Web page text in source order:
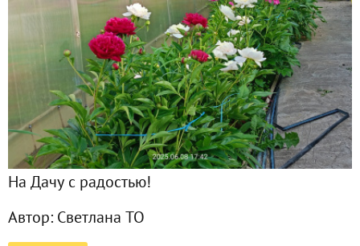
На Дачу с радостью!
Автор: Светлана ТО
Сейчас обсуждают
Заметка на полях: история дачи, год 2008
Дачное происшествие
Ноябрьские пейзажные фотозарисовки
Финишная прямая сезона-2023